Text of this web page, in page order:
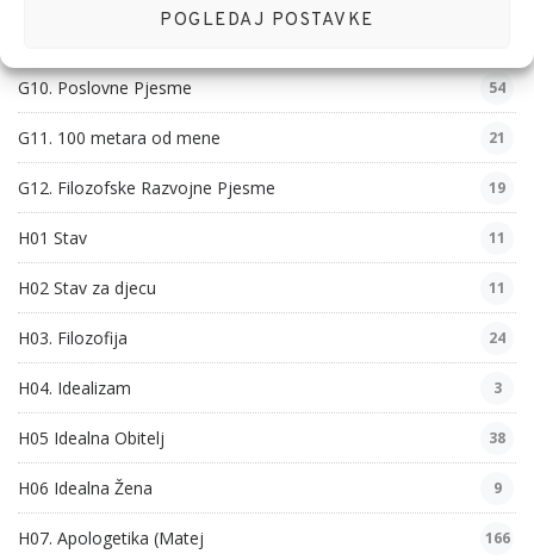
POGLEDAJ POSTAVKE
G10. Poslovne Pjesme 54
G11. 100 metara od mene 21
G12. Filozofske Razvojne Pjesme 19
H01 Stav 11
H02 Stav za djecu 11
H03. Filozofija 24
H04. Idealizam 3
H05 Idealna Obitelj 38
H06 Idealna Žena 9
H07. Apologetika (Matej 166